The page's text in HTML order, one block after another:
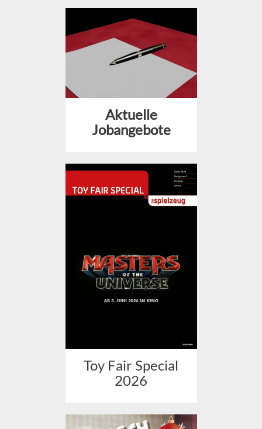
Aktuelle
Jobangebote
Toy Fair Special
2026